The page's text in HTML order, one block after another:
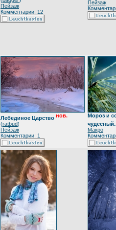
Пейзаж
Комментарии: 12
Пейзаж
Лебединое Царство нов.
(ratbud)
Пейзаж
Комментарии: 1
Мороз и
Макро